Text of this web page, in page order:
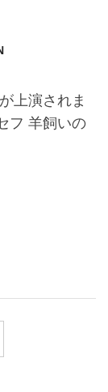
上演されま
フ 羊飼いの